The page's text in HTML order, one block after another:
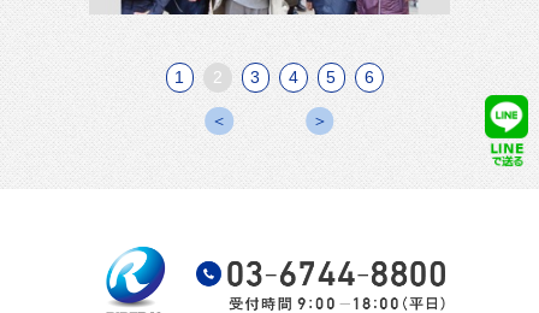
＜
1 2 3 4 5 6
＞